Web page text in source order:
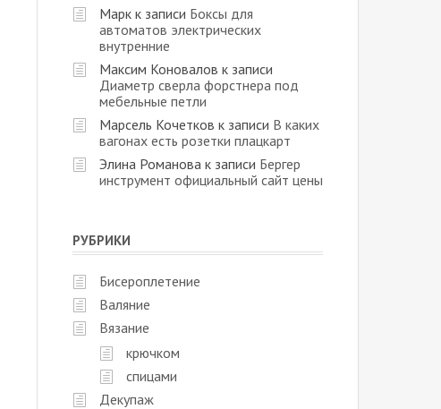
Марк к записи Боксы для
автоматов электрических
внутренние
Максим Коновалов к записи
Диаметр сверла форстнера под
мебельные петли
Марсель Кочетков к записи В каких
вагонах есть розетки плацкарт
Элина Романова к записи Бергер
инструмент официальный сайт цены
РУБРИКИ
Бисероплетение
Валяние
Вязание
крючком
спицами
Декупаж